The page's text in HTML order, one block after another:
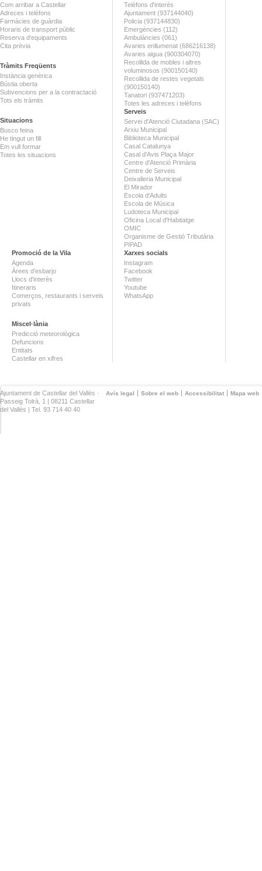
Com arribar a Castellar
Adreces i telèfons
Farmàcies de guàrdia
Horaris de transport públic
Reserva d'equipaments
Cita prèvia
Tràmits Freqüents
Instància genèrica
Bústia oberta
Subvencions per a la contractació
Tots els tràmits
Situacions
Busco feina
He tingut un fill
Em vull formar
Totes les situacions
Telèfons d'interès
Ajuntament (937144040)
Policia (937144830)
Emergències (112)
Ambulàncies (061)
Avaries enllumenat (686216138)
Avaries aigua (900304070)
Recollida de mobles i altres
voluminosos (900150140)
Recollida de restes vegetals
(900150140)
Tanatori (937471203)
Totes les adreces i telèfons
Serveis
Servei d'Atenció Ciutadana (SAC)
Arxiu Municipal
Biblioteca Municipal
Casal Catalunya
Casal d'Avis Plaça Major
Centre d'Atenció Primària
Centre de Serveis
Deixalleria Municipal
El Mirador
Escola d'Adults
Escola de Música
Ludoteca Municipal
Oficina Local d'Habitatge
OMIC
Organisme de Gestió Tributària
PIPAD
Promoció de la Vila
Agenda
Àrees d'esbarjo
Llocs d'interès
Itineraris
Comerços, restaurants i serveis
privats
Miscel·lània
Predicció meteorològica
Defuncions
Entitats
Castellar en xifres
Xarxes socials
Instagram
Facebook
Twitter
Youtube
WhatsApp
Avís legal Sobre el web Accessibilitat Mapa web
Ajuntament de Castellar del Vallès ·
Passeig Tolrà, 1 | 08211 Castellar
del Vallès | Tel. 93 714 40 40